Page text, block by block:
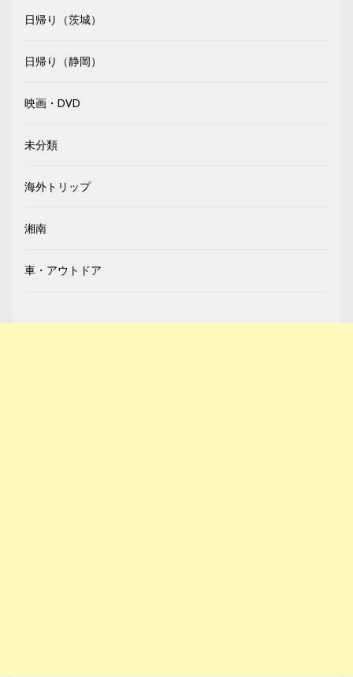
日帰り（茨城）
日帰り（静岡）
映画・DVD
未分類
海外トリップ
湘南
車・アウトドア